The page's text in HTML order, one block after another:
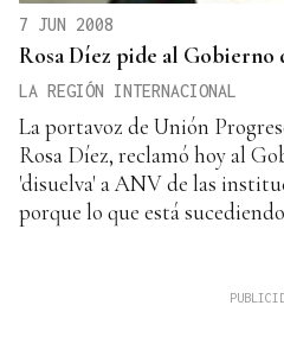
7 JUN 2008
Rosa Díez pide al
LA REGIÓN INTERNACIONAL
La portavoz de Unión
Rosa Díez, reclamó hoy al
'disuelva' a ANV de las
porque lo que está